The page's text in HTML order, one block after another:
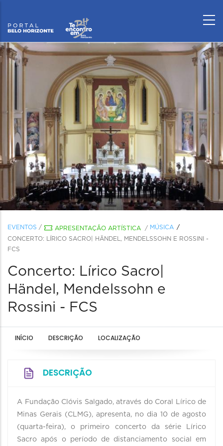
EVENTOS / APRESENTAÇÃO ARTÍSTICA / MÚSICA
CONCERTO: LÍRICO SACRO| HÄNDEL, MENDELSSOHN E ROSSINI -
FCS
Concerto: Lírico Sacro|
Händel, Mendelssohn e
Rossini - FCS
INÍCIO DESCRIÇÃO LOCALIZAÇÃO
DESCRIÇÃO
A Fundação Clóvis Salgado, através do Coral Lírico de
Minas Gerais (CLMG), apresenta, no dia 10 de agosto
(quarta-feira), o primeiro concerto da série Lírico
Sacro após o período de distanciamento social em